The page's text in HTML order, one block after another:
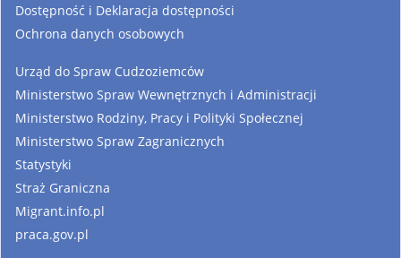
Dostępność i Deklaracja dostępności
Ochrona danych osobowych
Urząd do Spraw Cudzoziemców
Ministerstwo Spraw Wewnętrznych i Administracji
Ministerstwo Rodziny, Pracy i Polityki Społecznej
Ministerstwo Spraw Zagranicznych
Statystyki
Straż Graniczna
Migrant.info.pl
praca.gov.pl